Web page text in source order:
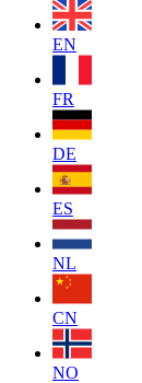
EN
FR
DE
ES
NL
CN
NO